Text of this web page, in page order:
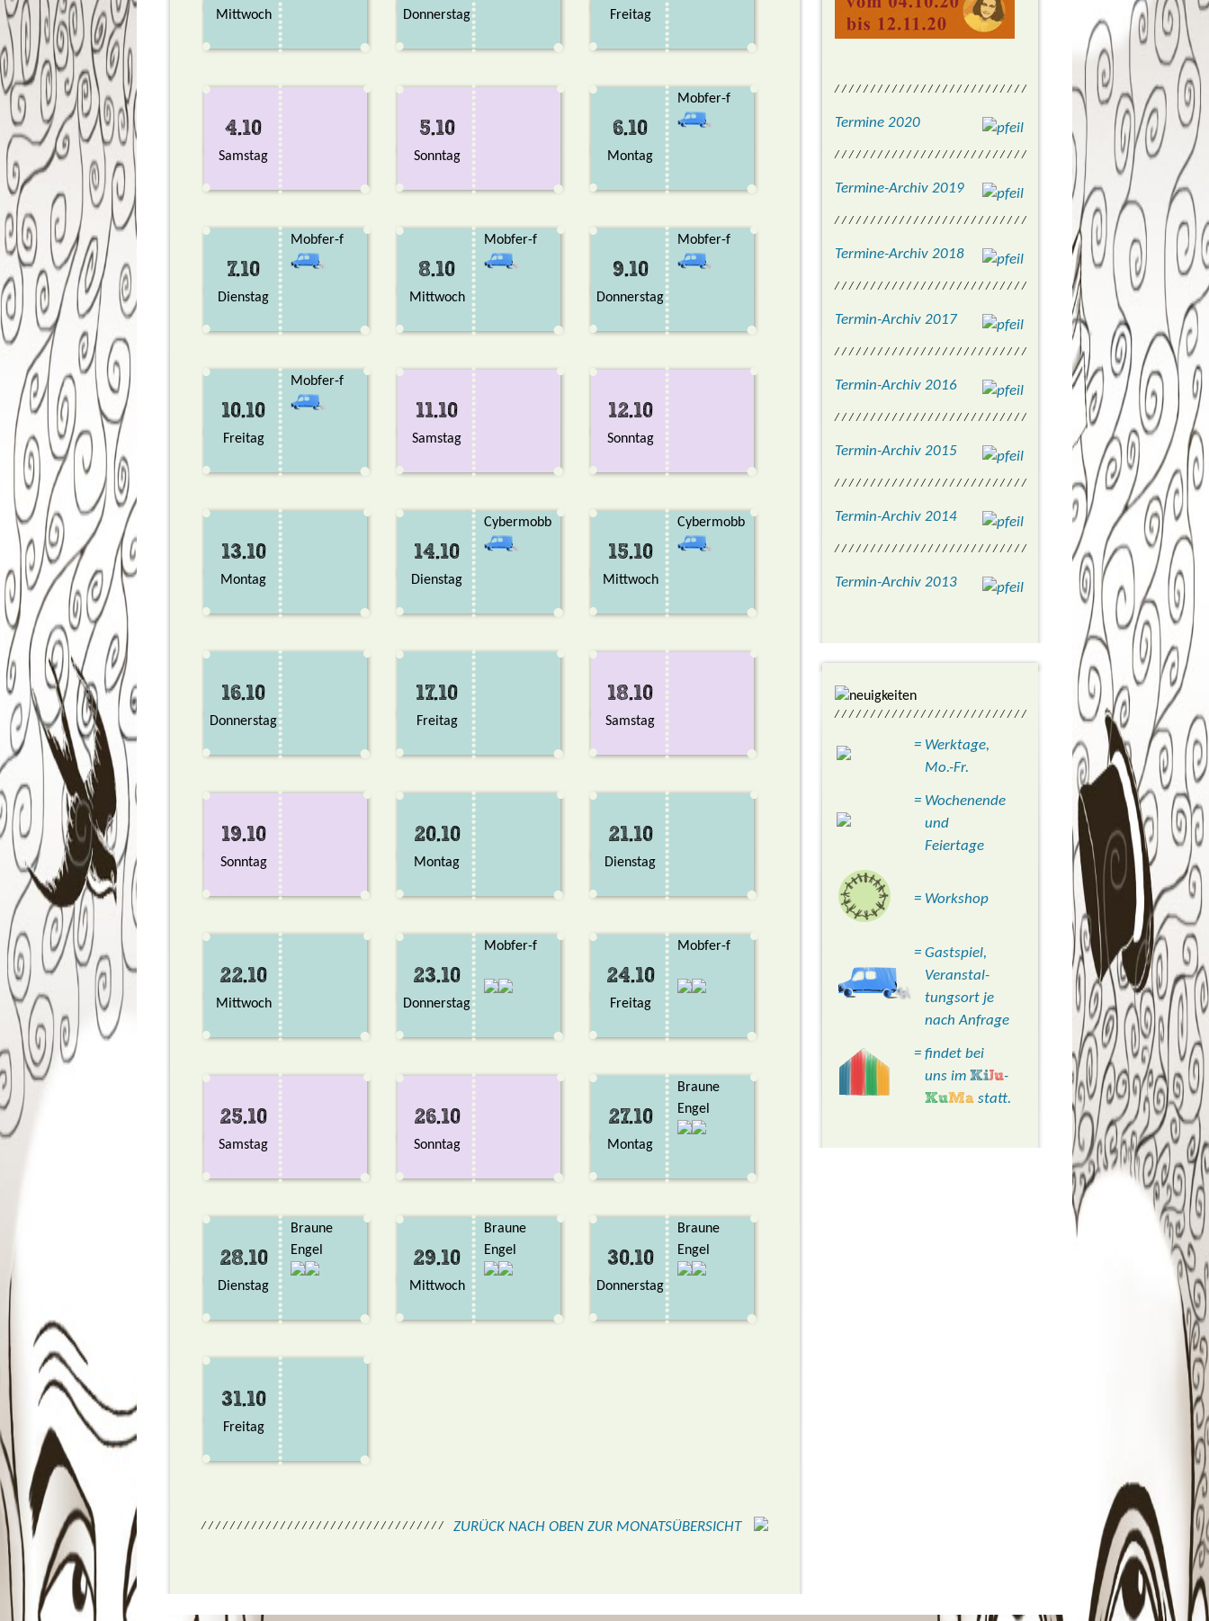
Mittwoch Donnerstag Freitag
4.10
Samstag
5.10
Sonntag
6.10
Montag
Mobfer-f
7.10
Dienstag
Mobfer-f
8.10
Mittwoch
Mobfer-f
9.10
Donnerstag
Mobfer-f
10.10
Freitag
Mobfer-f
11.10
Samstag
12.10
Sonntag
13.10
Montag
14.10
Dienstag
Cybermobb
15.10
Mittwoch
Cybermobb
16.10
Donnerstag
17.10
Freitag
18.10
Samstag
19.10
Sonntag
20.10
Montag
21.10
Dienstag
22.10
Mittwoch
23.10
Donnerstag
Mobfer-f
24.10
Freitag
Mobfer-f
25.10
Samstag
26.10
Sonntag
27.10
Montag
Braune
Engel
28.10
Dienstag
Braune
Engel
29.10
Mittwoch
Braune
Engel
30.10
Donnerstag
Braune
Engel
31.10
Freitag
/ / / / / / / / / / / / / / / / / / / / / / / / / / / / / / / / / / ZURÜCK NACH OBEN ZUR MONATSÜBERSICHT
/ / / / / / / / / / / / / / / / / / / / / / / / / / /
Termine 2020
/ / / / / / / / / / / / / / / / / / / / / / / / / / /
Termine-Archiv 2019
/ / / / / / / / / / / / / / / / / / / / / / / / / / /
Termine-Archiv 2018
/ / / / / / / / / / / / / / / / / / / / / / / / / / /
Termin-Archiv 2017
/ / / / / / / / / / / / / / / / / / / / / / / / / / /
Termin-Archiv 2016
/ / / / / / / / / / / / / / / / / / / / / / / / / / /
Termin-Archiv 2015
/ / / / / / / / / / / / / / / / / / / / / / / / / / /
Termin-Archiv 2014
/ / / / / / / / / / / / / / / / / / / / / / / / / / /
Termin-Archiv 2013
/ / / / / / / / / / / / / / / / / / / / / / / / / / /
= Werktage,
Mo.-Fr.
= Wochenende
und
Feiertage
= Workshop
= Gastspiel,
Veranstal-
tungsort je
nach Anfrage
= findet bei
uns im KiJu-
KuMa statt.